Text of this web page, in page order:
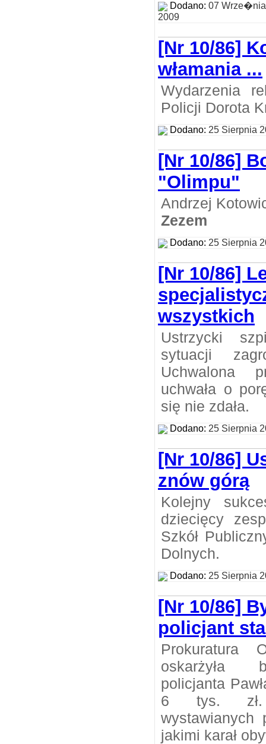
Dodano: 07 Wrze�nia
2009
[Nr 10/86]
włamania ...
Wydarzenia
Policji Dorota
Dodano: 25 Sierpnia
[Nr 10/86]
"Olimpu"
Andrzej
Zezem
Dodano: 25 Sierpnia
[Nr 10/86]
wszystkich
Ustrzycki
sytuacji
Uchwalona
uchwała o
się nie zdała.
Dodano: 25 Sierpnia
[Nr 10/86]
znów górą
Kolejny
dziecięcy
Szkół
Dolnych.
Dodano: 25 Sierpnia
[Nr 10/86]
policjant
Prokuratura
oskarżyła
policjanta
6 tys. zł.
wystawianych
jakimi karał